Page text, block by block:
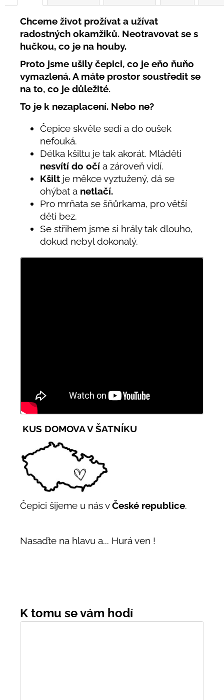
Chceme život prožívat a užívat
radostných okamžiků. Neotravovat se s
hučkou, co je na houby.
Proto jsme ušily čepici, co je eňo ňuňo
vymazlená. A máte prostor soustředit se
na to, co je důležité.
To je k nezaplacení. Nebo ne?
Čepice skvěle sedí a do oušek
nefouká.
Délka kšiltu je tak akorát. Mláděti
nesvítí do očí a zároveň vidí.
Kšilt je měkce vyztužený, dá se
ohýbat a netlačí.
Pro mrňata se šňůrkama, pro větší
děti bez.
Se střihem jsme si hrály tak dlouho,
dokud nebyl dokonalý.
KUS DOMOVA V ŠATNÍKU
Čepici šijeme u nás vČeské republice.
Nasaďte na hlavu a... Hurá ven !